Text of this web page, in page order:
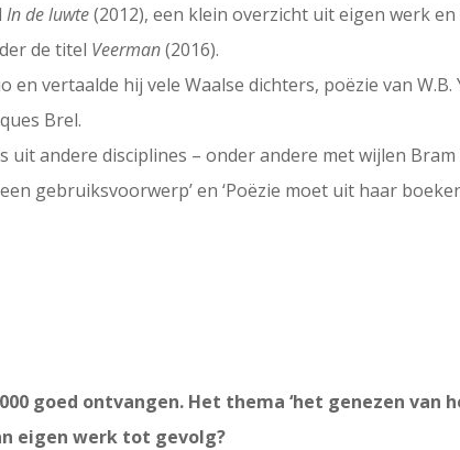
In de luwte(2012), een klein overzicht uit eigen werk
de titel Veerman(2016).
vertaalde hij vele Waalse dichters, poëzie van
Brel.
andere disciplines – onder andere met wijlen
gebruiksvoorwerp’ en ‘Poëzie moet uit haar
goed ontvangen. Het thema ‘het genezen van
eigen werk tot gevolg?